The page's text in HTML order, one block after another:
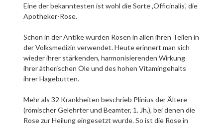
Eine der bekanntesten ist wohl die Sorte ‚Officinalis‘, die
Apotheker-Rose.
Schon in der Antike wurden Rosen in allen ihren Teilen in
der Volksmedizin verwendet. Heute erinnert man sich
wieder ihrer stärkenden, harmonisierenden Wirkung
ihrer ätherischen Öle und des hohen Vitamingehalts
ihrer Hagebutten.
Mehr als 32 Krankheiten beschrieb Plinius der Ältere
(römischer Gelehrter und Beamter, 1. Jh.), bei denen die
Rose zur Heilung eingesetzt wurde. So ist die Rose in